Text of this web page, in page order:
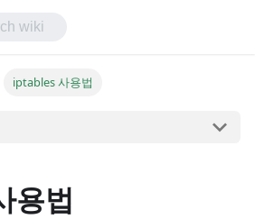
iptables 사용법
용법